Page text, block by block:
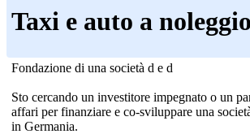
Taxi e auto a noleggio
Fondazione di una società d e d
Sto cercando un investitore impegnato o un
affari per finanziare e co-sviluppare una
in Germania.